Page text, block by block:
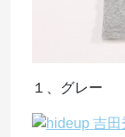
１、グレー